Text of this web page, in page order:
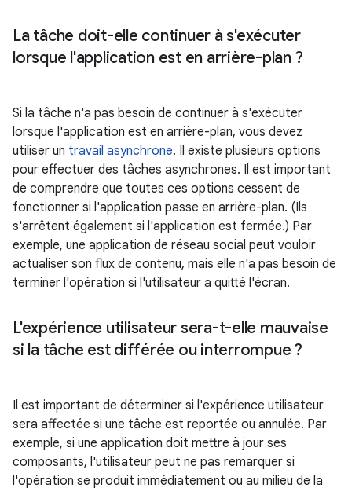
La tâche doit-elle continuer à s'exécuter
lorsque l'application est en arrière-plan ?
Si la tâche n'a pas besoin de continuer à s'exécuter
lorsque l'application est en arrière-plan, vous devez
utiliser un travail asynchrone. Il existe plusieurs options
pour effectuer des tâches asynchrones. Il est important
de comprendre que toutes ces options cessent de
fonctionner si l'application passe en arrière-plan. (Ils
s'arrêtent également si l'application est fermée.) Par
exemple, une application de réseau social peut vouloir
actualiser son flux de contenu, mais elle n'a pas besoin de
terminer l'opération si l'utilisateur a quitté l'écran.
L'expérience utilisateur sera-t-elle mauvaise
si la tâche est différée ou interrompue ?
Il est important de déterminer si l'expérience utilisateur
sera affectée si une tâche est reportée ou annulée. Par
exemple, si une application doit mettre à jour ses
composants, l'utilisateur peut ne pas remarquer si
l'opération se produit immédiatement ou au milieu de la